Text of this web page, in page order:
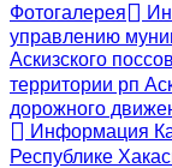
Фотогалерея
управлению
Аскизского
территории рп
дорожного
Информация
Республике